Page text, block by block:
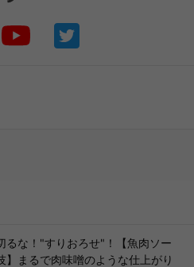
るな！"すりおろせ"！【魚肉ソー
】まるで肉味噌のような仕上がり